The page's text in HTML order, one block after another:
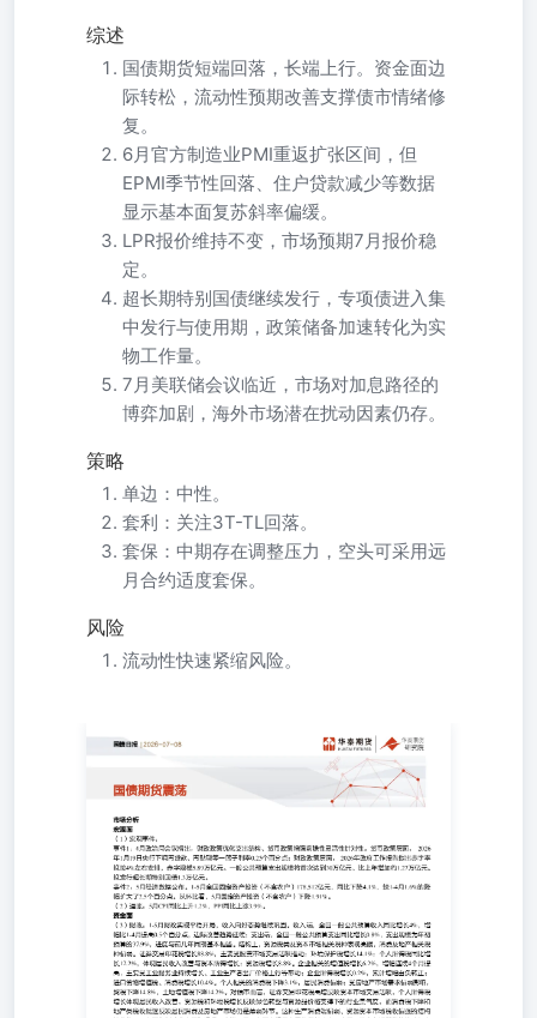
综述
国债期货短端回落，长端上行。资金面边
际转松，流动性预期改善支撑债市情绪修
复。
6月官方制造业PMI重返扩张区间，但
EPMI季节性回落、住户贷款减少等数据
显示基本面复苏斜率偏缓。
LPR报价维持不变，市场预期7月报价稳
定。
超长期特别国债继续发行，专项债进入集
中发行与使用期，政策储备加速转化为实
物工作量。
7月美联储会议临近，市场对加息路径的
博弈加剧，海外市场潜在扰动因素仍存。
策略
单边：中性。
套利：关注3T-TL回落。
套保：中期存在调整压力，空头可采用远
月合约适度套保。
风险
流动性快速紧缩风险。
市场分析 宏观面 （1）宏观事件： 事件1：4月政治局会议
政策增强前瞻性灵活性针对性。货币政策层面，2026年1月
子利率0.25个百分点；财政政策层面，2026年政府工作报告
规模5.89万亿元。一般公共预算支出规模将首次达到30万亿
发行超长期特别国债1.3万亿元。 事件2：5月经济数据公布
户）178,512亿元，同比下降4.1%，较1-4月1.6%的降幅扩大
定资产投资（不含农户）下降1.91%。 （2）通胀：5月CPI
资金面 （3）财政：1-5月财政实现平稳开局，收入向好态
预算收入同比增长4%，增幅比1-4月提高0.5个百分点，边际
公共预算支出同比增长0.8%，支出规模为年初预算的37.9%
构上，资源税类及资本市场相关税种表现亮眼，消费及地产
长88.8%，主要受股票市场交易活跃推动；环境保护税增长